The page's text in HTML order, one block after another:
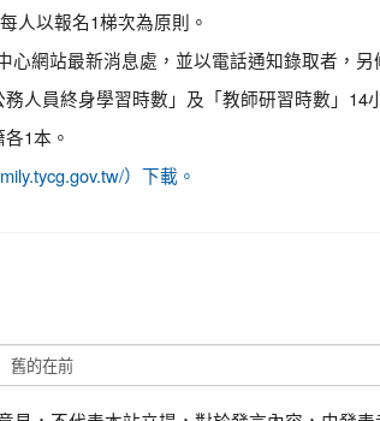
人以報名1梯次為原則。
網站最新消息處，並以電話通知錄取者，
人員終身學習時數」及「教師研習時數」
1本。
）下載。